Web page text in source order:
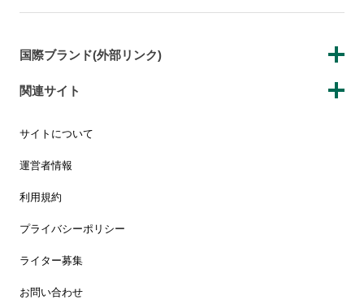
国際ブランド(外部リンク)
関連サイト
サイトについて
運営者情報
利用規約
プライバシーポリシー
ライター募集
お問い合わせ